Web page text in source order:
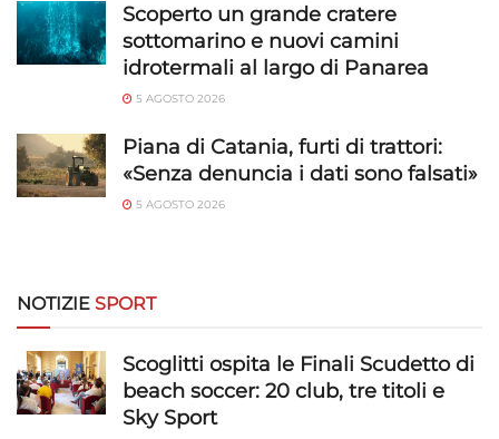
Scoperto un grande cratere
sottomarino e nuovi camini
idrotermali al largo di Panarea
5 AGOSTO 2026
Piana di Catania, furti di trattori:
«Senza denuncia i dati sono falsati»
5 AGOSTO 2026
NOTIZIE SPORT
Scoglitti ospita le Finali Scudetto di
beach soccer: 20 club, tre titoli e
Sky Sport